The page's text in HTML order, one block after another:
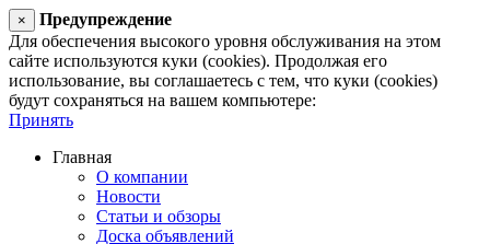
×
Предупреждение
Для обеспечения высокого уровня обслуживания на этом
сайте используются куки (cookies). Продолжая его
использование, вы соглашаетесь с тем, что куки (cookies)
будут сохраняться на вашем компьютере:
Принять
Главная
О компании
Новости
Статьи и обзоры
Доска объявлений